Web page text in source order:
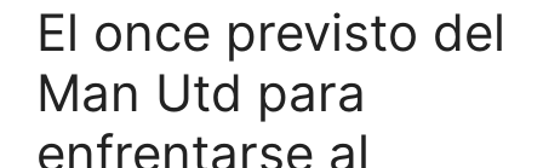
El once previsto del
Man Utd para
enfrentarse al